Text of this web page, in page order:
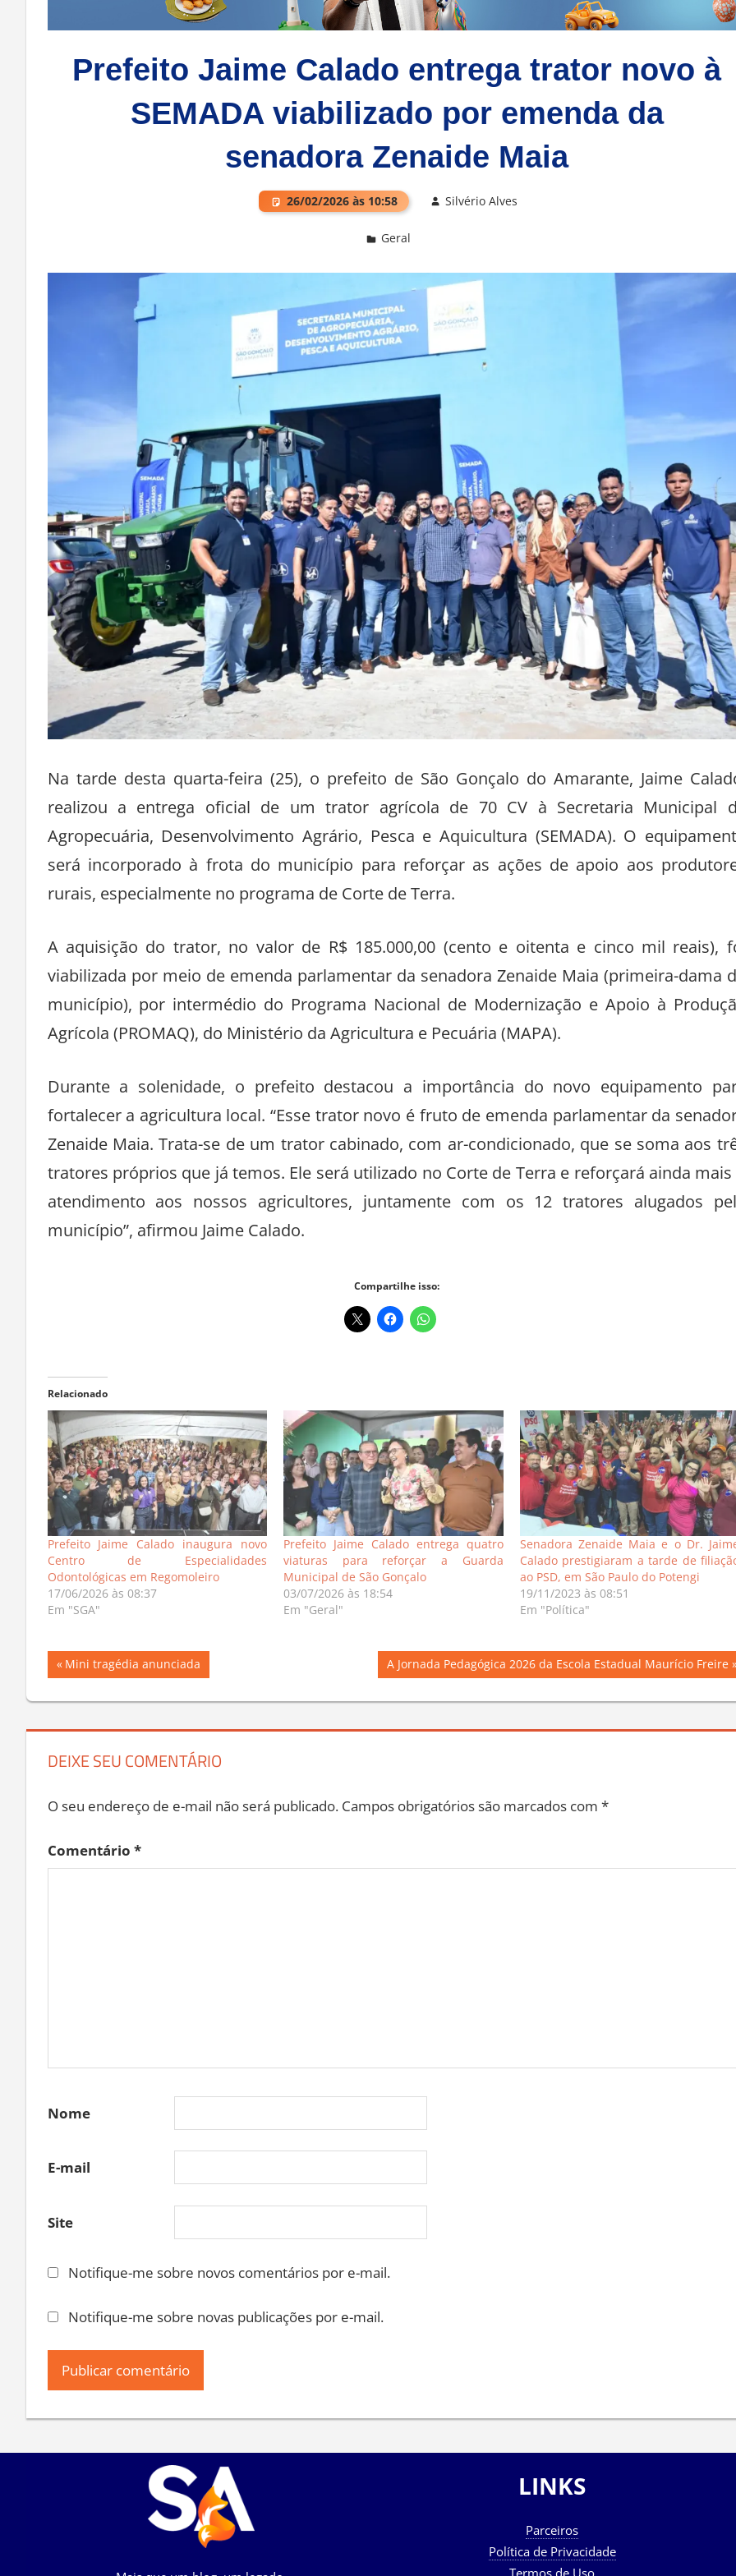
Prefeito Jaime Calado entrega trator novo à
SEMADA viabilizado por emenda da
senadora Zenaide Maia
26/02/2026 às 10:58
Na tarde desta quarta-feira (25), o prefeito de São Gonçalo do Amarante, Jaime
realizou a entrega oficial de um trator agrícola de 70 CV à Secretaria Municipal
Agropecuária, Desenvolvimento Agrário, Pesca e Aquicultura (SEMADA). O
será incorporado à frota do município para reforçar as ações de apoio aos
rurais, especialmente no programa de Corte de Terra.
A aquisição do trator, no valor de R$ 185.000,00 (cento e oitenta e cinco mil reais),
viabilizada por meio de emenda parlamentar da senadora Zenaide Maia (primeira-dama
município), por intermédio do Programa Nacional de Modernização e Apoio à
Agrícola (PROMAQ), do Ministério da Agricultura e Pecuária (MAPA).
Durante a solenidade, o prefeito destacou a importância do novo equipamento
fortalecer a agricultura local. “Esse trator novo é fruto de emenda parlamentar da
Zenaide Maia. Trata-se de um trator cabinado, com ar-condicionado, que se soma aos
tratores próprios que já temos. Ele será utilizado no Corte de Terra e reforçará ainda
atendimento aos nossos agricultores, juntamente com os 12 tratores alugados
município”, afirmou Jaime Calado.
Compartilhe isso:
Prefeito Jaime Calado inaugura novo
Centro de Especialidades
Odontológicas em Regomoleiro
17/06/2026 às 08:37
Em "SGA"
Prefeito Jaime Calado entrega quatro
viaturas para reforçar a Guarda
Municipal de São Gonçalo
03/07/2026 às 18:54
Em "Geral"
Senadora Zenaide Maia e o Dr.
Calado prestigiaram a tarde de
ao PSD, em São Paulo do Potengi
19/11/2023 às 08:51
Em "Política"
Navegação
de
Post
Previous
Mini tragédia anunciada
Next
A Jornada Pedagógica 2026 da Escola Estadual Maurício Freire
DEIXE SEU COMENTÁRIO
O seu endereço de e-mail não será publicado. Campos obrigatórios são marcados com
Comentário
Nome
E-mail
Site
Notifique-me sobre novos comentários por e-mail.
Notifique-me sobre novas publicações por e-mail.
LINKS
Parceiros
Política de Privacidade